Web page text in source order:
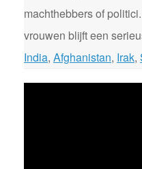
machthebbers of
vrouwen blijft een
India, Afghanistan, Irak,